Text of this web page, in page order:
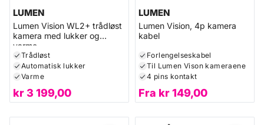
LUMEN
Lumen Vision WL2+ trådløst
kamera med lukker og
varme
Trådløst
Automatisk lukker
Varme
kr3 199,00
LUMEN
Lumen Vision, 4p kamera
kabel
Forlengelseskabel
Til Lumen Vison kameraene
4 pins kontakt
Fra kr149,00